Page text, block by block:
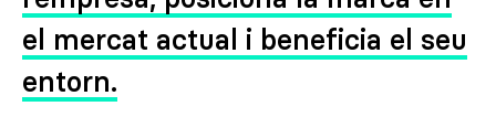
el mercat actual i beneficia el seu
entorn.